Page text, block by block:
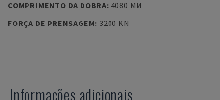
COMPRIMENTO DA DOBRA: 4080 MM
FORÇA DE PRENSAGEM: 3200 KN
Informações adicionais